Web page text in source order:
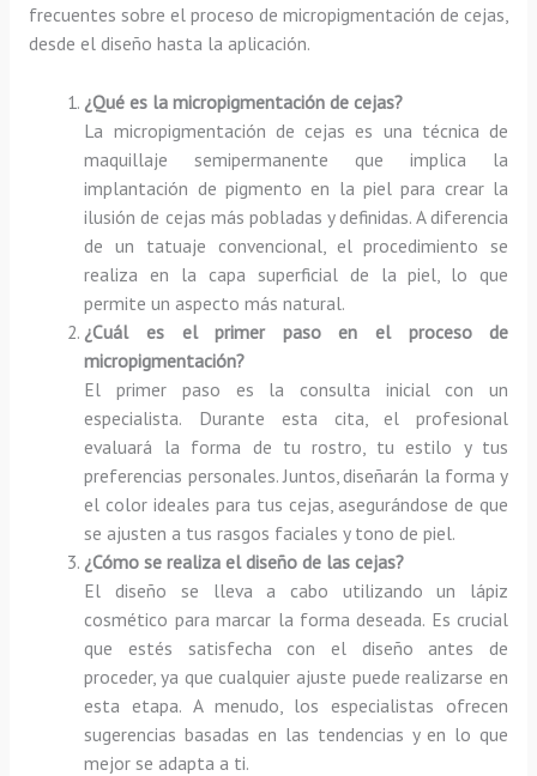
frecuentes sobre el proceso de micropigmentación de cejas,
desde el diseño hasta la aplicación.
¿Qué es la micropigmentación de cejas?
La micropigmentación de cejas es una técnica de
maquillaje semipermanente que implica la
implantación de pigmento en la piel para crear la
ilusión de cejas más pobladas y definidas. A diferencia
de un tatuaje convencional, el procedimiento se
realiza en la capa superficial de la piel, lo que
permite un aspecto más natural.
¿Cuál es el primer paso en el proceso de
micropigmentación?
El primer paso es la consulta inicial con un
especialista. Durante esta cita, el profesional
evaluará la forma de tu rostro, tu estilo y tus
preferencias personales. Juntos, diseñarán la forma y
el color ideales para tus cejas, asegurándose de que
se ajusten a tus rasgos faciales y tono de piel.
¿Cómo se realiza el diseño de las cejas?
El diseño se lleva a cabo utilizando un lápiz
cosmético para marcar la forma deseada. Es crucial
que estés satisfecha con el diseño antes de
proceder, ya que cualquier ajuste puede realizarse en
esta etapa. A menudo, los especialistas ofrecen
sugerencias basadas en las tendencias y en lo que
mejor se adapta a ti.